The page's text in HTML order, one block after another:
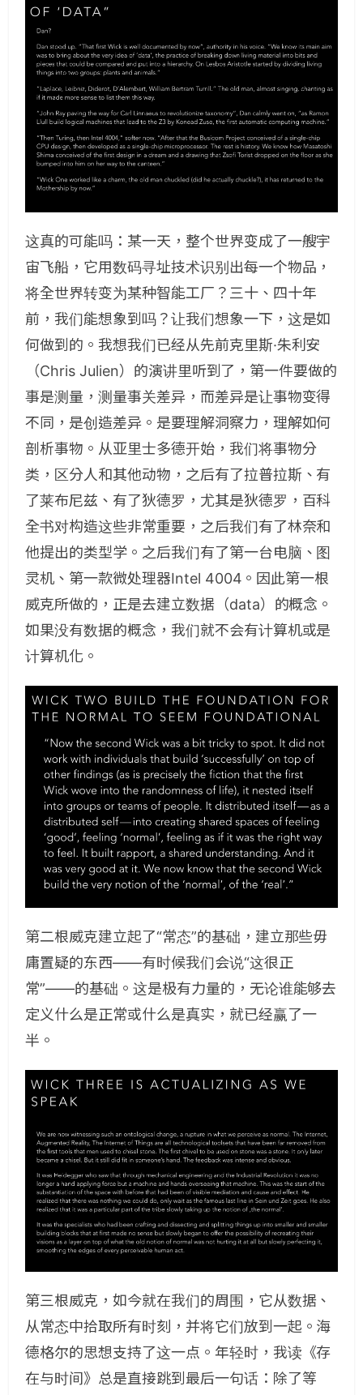
这真的可能吗：某一天，整个世界变成了一艘宇
宙飞船，它用数码寻址技术识别出每一个物品，
将全世界转变为某种智能工厂？三十、四十年
前，我们能想象到吗？让我们想象一下，这是如
何做到的。我想我们已经从先前克里斯·朱利安
（Chris Julien）的演讲里听到了，第一件要做的
事是测量，测量事关差异，而差异是让事物变得
不同，是创造差异。是要理解洞察力，理解如何
剖析事物。从亚里士多德开始，我们将事物分
类，区分人和其他动物，之后有了拉普拉斯、有
了莱布尼兹、有了狄德罗，尤其是狄德罗，百科
全书对构造这些非常重要，之后我们有了林奈和
他提出的类型学。之后我们有了第一台电脑、图
灵机、第一款微处理器Intel 4004。因此第一根
威克所做的，正是去建立数据（data）的概念。
如果没有数据的概念，我们就不会有计算机或是
计算机化。
第二根威克建立起了“常态”的基础，建立那些毋
庸置疑的东西——有时候我们会说“这很正
常”——的基础。这是极有力量的，无论谁能够去
定义什么是正常或什么是真实，就已经赢了一
半。
第三根威克，如今就在我们的周围，它从数据、
从常态中拾取所有时刻，并将它们放到一起。海
德格尔的思想支持了这一点。年轻时，我读《存
在与时间》总是直接跳到最后一句话：除了等